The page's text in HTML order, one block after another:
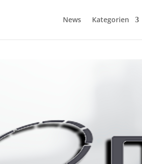
News Kategorien